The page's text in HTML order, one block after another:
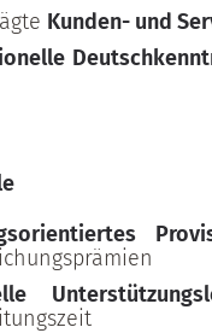
Kunden- und